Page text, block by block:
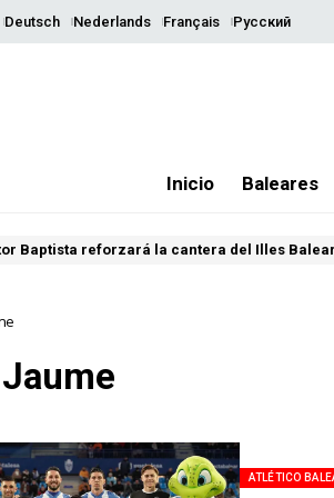
Deutsch Nederlands Français Русский
Inicio Baleares
Baptista reforzará la cantera del Illes
ATLÉTICO